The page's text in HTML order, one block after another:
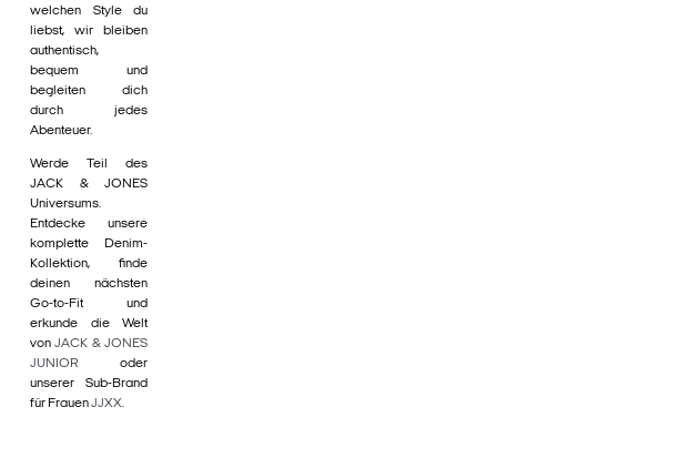
welchen Style du
liebst, wir bleiben
authentisch,
bequem und
begleiten dich
durch jedes
Abenteuer.
Werde Teil des
JACK & JONES
Universums.
Entdecke unsere
komplette Denim-
Kollektion, finde
deinen nächsten
Go-to-Fit und
erkunde die Welt
vonJACK & JONES
JUNIOR oder
unserer Sub-Brand
für FrauenJJXX.